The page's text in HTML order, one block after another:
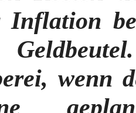
Inflation
wenn